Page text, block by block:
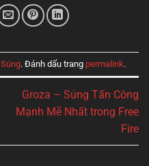
Súng. Đánh dấu trang permalink.
Groza – Súng Tấn Công
Mạnh Mẽ Nhất trong Free
Fire